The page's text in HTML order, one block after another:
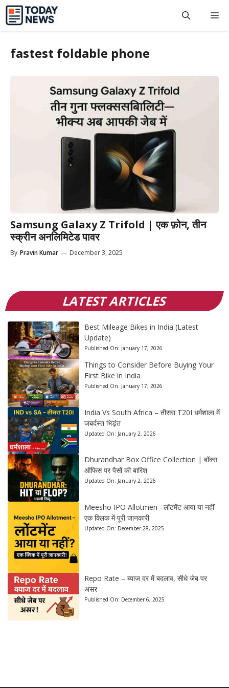
Skip
content
fastest foldable phone
Samsung Galaxy Z Trifold | एक फ़ोन, तीन
स्क्रीन अनलिमिटेड पावर
By Pravin Kumar — December 3, 2025
LATEST ARTICLES
Best Mileage Bikes in India (Latest
Update)
Published On: January 17, 2026
Things to Consider Before Buying Your
First Bike in India
Published On: January 17, 2026
India Vs South Africa – तीसरा T20I धर्मशाला में
जबर्दस्त भिड़ंत
Updated On: January 2, 2026
Dhurandhar Box Office Collection | बॉक्स
ऑफिस पर पैसों की बारिश
Updated On: January 2, 2026
Meesho IPO Allotmen –लॉटमेंट आया या नहीं
एक क्लिक में पूरी जानकारी
Updated On: December 28, 2025
Repo Rate – ब्याज दर में बदलाव, सीधे जेब पर
असर
Published On: December 6, 2025